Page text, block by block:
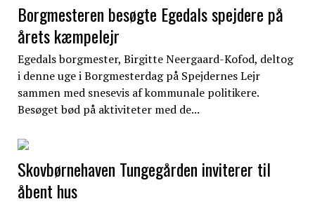
Borgmesteren besøgte Egedals spejdere på
årets kæmpelejr
Egedals borgmester, Birgitte Neergaard-Kofod, deltog
i denne uge i Borgmesterdag på Spejdernes Lejr
sammen med snesevis af kommunale politikere.
Besøget bød på aktiviteter med de...
Skovbørnehaven Tungegården inviterer til
åbent hus